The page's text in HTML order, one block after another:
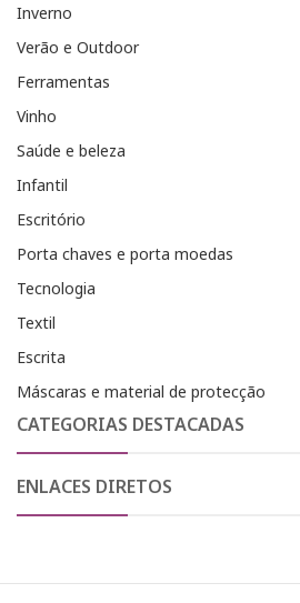
Inverno
Verão e Outdoor
Ferramentas
Vinho
Saúde e beleza
Infantil
Escritório
Porta chaves e porta moedas
Tecnologia
Textil
Escrita
Máscaras e material de protecção
CATEGORIAS DESTACADAS
ENLACES DIRETOS